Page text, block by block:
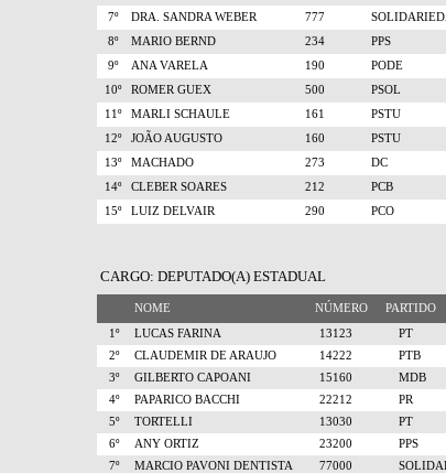
7º
DRA. SANDRA WEBER 777
8º
MARIO BERND 234 PPS
9º
ANA VARELA 190 PODE
10º
ROMER GUEX 500 PSOL
11º
MARLI SCHAULE 161 PSTU
12º
JOÃO AUGUSTO 160 PSTU
13º
MACHADO 273 DC
14º
CLEBER SOARES 212 PCB
15º
LUIZ DELVAIR 290 PCO
CARGO: DEPUTADO(A) ESTADUAL
NOME NÚMERO PARTIDO
1º LUCAS FARINA 13123 PT
2º
CLAUDEMIR DE ARAUJO 14222 PTB
3º
GILBERTO CAPOANI 15160 MDB
4º
PAPARICO BACCHI 22212 PR
5º
TORTELLI 13030 PT
6º
ANY ORTIZ 23200 PPS
7º
MARCIO PAVONI DENTISTA 77000